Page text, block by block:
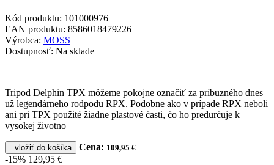
Kód produktu: 101000976
EAN produktu: 8586018479226
Výrobca: MOSS
Dostupnosť: Na sklade
Tripod Delphin TPX môžeme pokojne označiť za príbuzného dnes
už legendárneho rodpodu RPX. Podobne ako v prípade RPX neboli
ani pri TPX použité žiadne plastové časti, čo ho predurčuje k
vysokej životno
vložiť do košíka Cena: 109,95 €
-15% 129,95 €